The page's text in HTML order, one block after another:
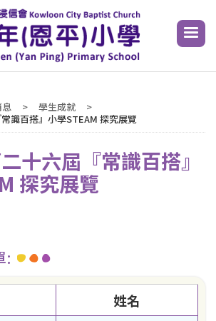
> 學生成就
>
識百搭』小學STEAM 探究展覽
十六屆『常識百搭』
探究展覽
:
姓名